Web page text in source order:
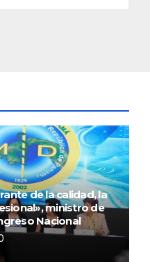
de la calidad, la
ministro de
Nacional